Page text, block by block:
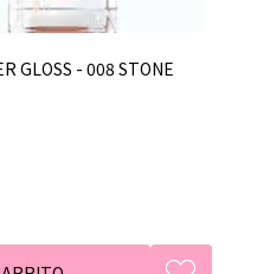
GLOSS - 008 STONE